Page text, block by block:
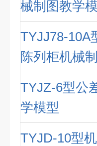
械制图教学
TYJJ78-10A
陈列柜机械
TYJZ-6型公
学模型
TYJD-10型